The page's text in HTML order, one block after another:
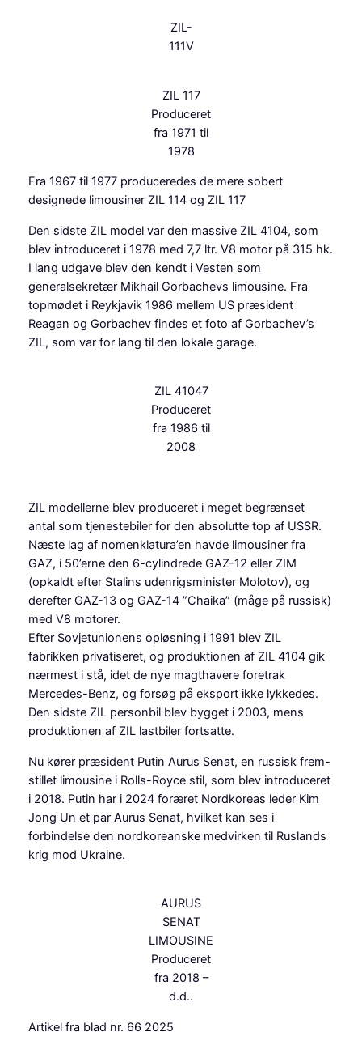
ZIL-
111V
ZIL 117
Produceret
fra 1971 til
1978
Fra 1967 til 1977 produceredes de mere sobert
designede limousiner ZIL 114 og ZIL 117
Den sidste ZIL model var den massive ZIL 4104, som
blev introduceret i 1978 med 7,7 ltr. V8 motor på 315 hk.
I lang udgave blev den kendt i Vesten som
generalsekretær Mikhail Gorbachevs limousine. Fra
topmødet i Reykjavik 1986 mellem US præsident
Reagan og Gorbachev findes et foto af Gorbachev’s
ZIL, som var for lang til den lokale garage.
ZIL 41047
Produceret
fra 1986 til
2008
ZIL modellerne blev produceret i meget begrænset
antal som tjenestebiler for den absolutte top af USSR.
Næste lag af nomenklatura’en havde limousiner fra
GAZ, i 50’erne den 6-cylindrede GAZ-12 eller ZIM
(opkaldt efter Stalins udenrigsminister Molotov), og
derefter GAZ-13 og GAZ-14 ”Chaika” (måge på russisk)
med V8 motorer.
Efter Sovjetunionens opløsning i 1991 blev ZIL
fabrikken privatiseret, og produktionen af ZIL 4104 gik
nærmest i stå, idet de nye magthavere foretrak
Mercedes-Benz, og forsøg på eksport ikke lykkedes.
Den sidste ZIL personbil blev bygget i 2003, mens
produktionen af ZIL lastbiler fortsatte.
Nu kører præsident Putin Aurus Senat, en russisk frem-
stillet limousine i Rolls-Royce stil, som blev introduceret
i 2018. Putin har i 2024 foræret Nordkoreas leder Kim
Jong Un et par Aurus Senat, hvilket kan ses i
forbindelse den nordkoreanske medvirken til Ruslands
krig mod Ukraine.
AURUS
SENAT
LIMOUSINE
Produceret
fra 2018 –
d.d..
Artikel fra blad nr. 66 2025